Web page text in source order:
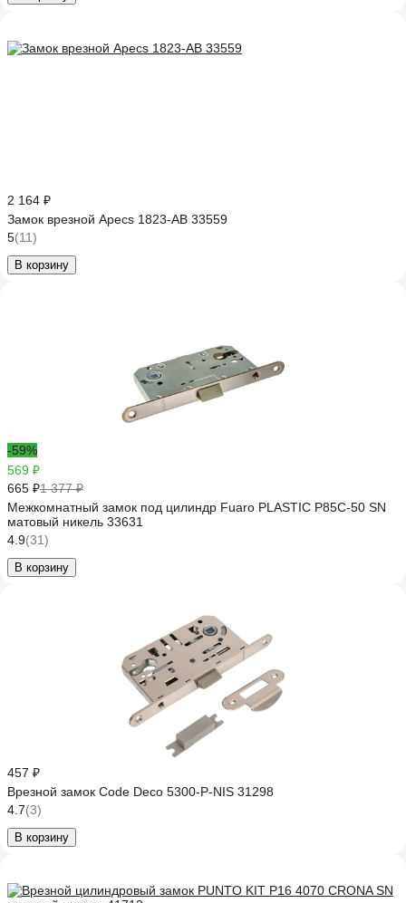
2 164 ₽
Замок врезной Apecs 1823-AB 33559
5(11)
В корзину
-59%
569 ₽
665 ₽1 377 ₽
Межкомнатный замок под цилиндр Fuaro PLASTIC P85C-50 SN
матовый никель 33631
4.9(31)
В корзину
457 ₽
Врезной замок Code Deco 5300-P-NIS 31298
4.7(3)
В корзину